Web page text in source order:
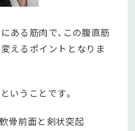
ある筋肉で、この腹直筋
えるポイントとなりま
いうことです。
軟骨前面と剣状突起